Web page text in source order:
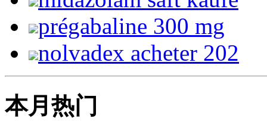
prégabaline 300 mg
nolvadex acheter 202
本月热门